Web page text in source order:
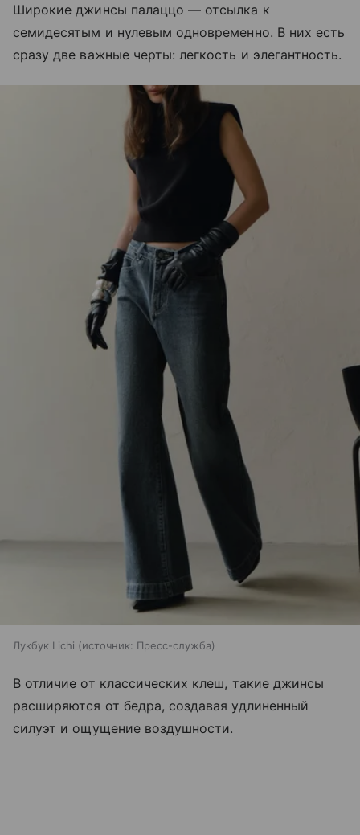
Широкие джинсы палаццо — отсылка к
семидесятым и нулевым одновременно. В них есть
сразу две важные черты: легкость и элегантность.
Лукбук Lichi источник: Пресс-служба
В отличие от классических клеш, такие джинсы
расширяются от бедра, создавая удлиненный
силуэт и ощущение воздушности.